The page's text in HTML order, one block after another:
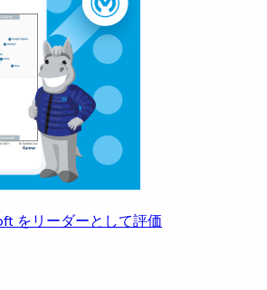
をリーダーとして評価